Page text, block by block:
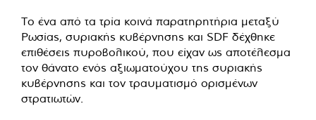
Το ένα από τα τρία κοινά παρατηρητήρια μεταξύ
Ρωσίας, συριακής κυβέρνησης και SDF δέχθηκε
επιθέσεις πυροβολικού, που είχαν ως αποτέλεσμα
τον θάνατο ενός αξιωματούχου της συριακής
κυβέρνησης και τον τραυματισμό ορισμένων
στρατιωτών.